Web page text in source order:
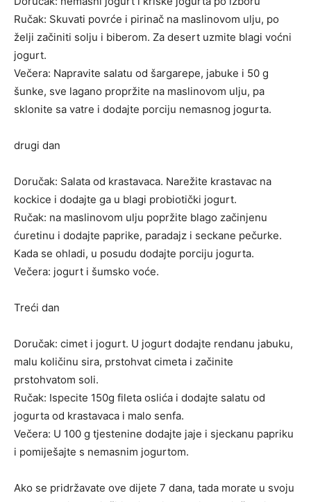
Ručak: Skuvati povrće i pirinač na maslinovom ulju, po
želji začiniti solju i biberom. Za desert uzmite blagi voćni
jogurt.
Večera: Napravite salatu od šargarepe, jabuke i 50 g
šunke, sve lagano propržite na maslinovom ulju, pa
sklonite sa vatre i dodajte porciju nemasnog jogurta.
drugi dan
Doručak: Salata od krastavaca. Narežite krastavac na
kockice i dodajte ga u blagi probiotički jogurt.
Ručak: na maslinovom ulju popržite blago začinjenu
ćuretinu i dodajte paprike, paradajz i seckane pečurke.
Kada se ohladi, u posudu dodajte porciju jogurta.
Večera: jogurt i šumsko voće.
Treći dan
Doručak: cimet i jogurt. U jogurt dodajte rendanu jabuku,
malu količinu sira, prstohvat cimeta i začinite
prstohvatom soli.
Ručak: Ispecite 150g fileta oslića i dodajte salatu od
jogurta od krastavaca i malo senfa.
Večera: U 100 g tjestenine dodajte jaje i sjeckanu papriku
i pomiješajte s nemasnim jogurtom.
Ako se pridržavate ove dijete 7 dana, tada morate u svoju